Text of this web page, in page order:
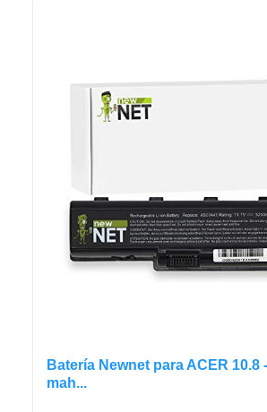
Batería Newnet para ACER 10.8
mah...